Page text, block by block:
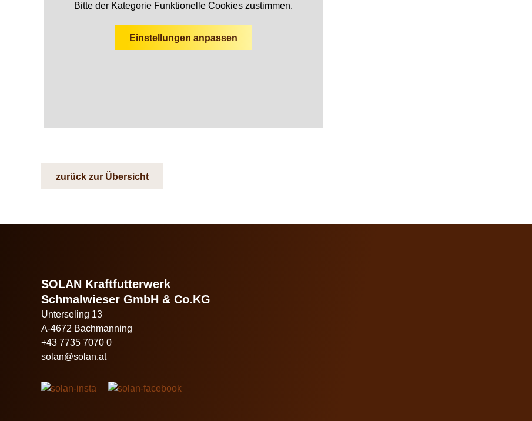
Bitte der Kategorie Funktionelle Cookies zustimmen.
Einstellungen anpassen
zurück zur Übersicht
SOLAN Kraftfutterwerk
Schmalwieser GmbH & Co.KG
Unterseling 13
A-4672 Bachmanning
+43 7735 7070 0
solan@solan.at